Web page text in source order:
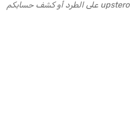
نُوصل طلباتكم في عبوات سرية لا علاقة لها بمحتويات طلبكم، وخالية من أي ملصقات أو شعارات أو علامات أخرى قد تكشف محتويات الطرد. ولن يظهر اسم upsteroide.to على الطرد أو كشف حسابكم